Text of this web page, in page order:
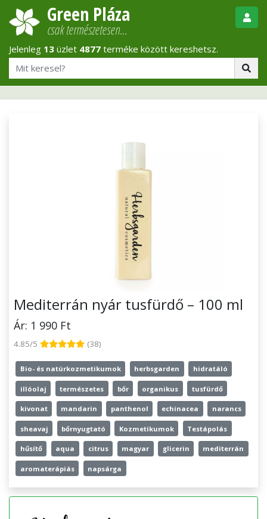
Green Pláza
csak természetesen…
Jelenleg 13 üzlet 4877 terméke között kereshetsz.
Mediterrán nyár tusfürdő – 100 ml
Ár: 1 990 Ft
4.85/5 (38)
Bio- és natúrkozmetikumok herbsgarden hidratáló
illóolaj természetes bőr organikus tusfürdő
kivonat mandarin panthenol echinacea narancs
sheavaj bőrnyugtató Kozmetikumok Testápolás
hűsítő aqua citrus magyar glicerin mediterrán
aromaterápiás napsárga